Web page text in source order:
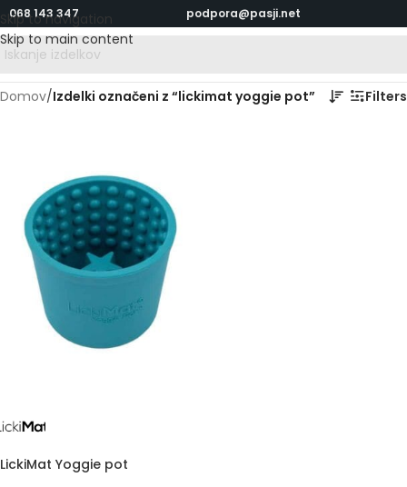
Skip to navigation
Skip to main content
068 143 347 podpora@pasji.net
Domov/Izdelki označeni z “lickimat yoggie pot” Filters
LickiMat Yoggie pot